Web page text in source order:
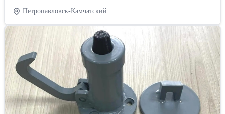
Петропавловск-Камчатский